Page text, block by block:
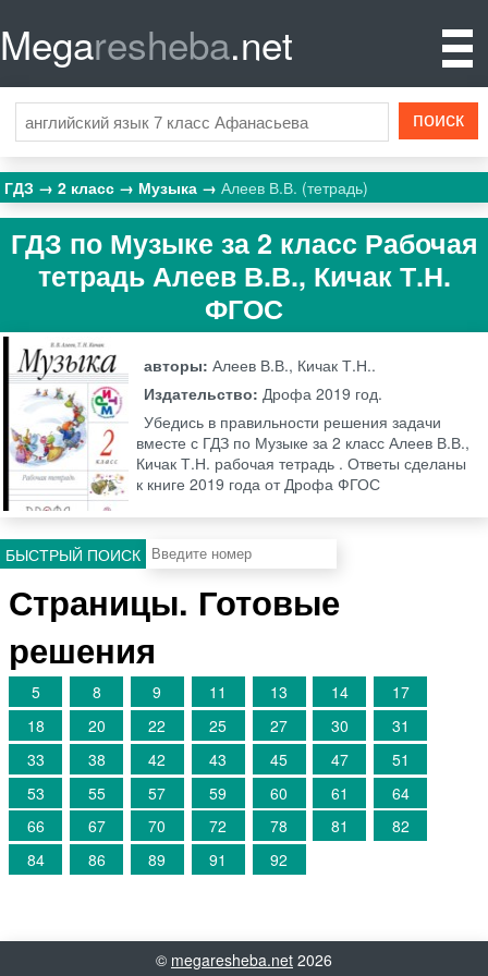
Megaresheba.net
ГДЗ 2 класс Музыка Алеев В.В. (тетрадь)
ГДЗ по Музыке за 2 класс Рабочая
тетрадь Алеев В.В., Кичак Т.Н.
ФГОС
авторы:Алеев В.В., Кичак Т.Н..
Издательство:Дрофа 2019 год.
Убедись в правильности решения задачи
вместе с ГДЗ по Музыке за 2 класс Алеев В.В.,
Кичак Т.Н. рабочая тетрадь . Ответы сделаны
к книге 2019 года от Дрофа ФГОС
БЫСТРЫЙ ПОИСК
Страницы. Готовые
решения
5 8 9 11 13 14
17
18
20 22 25 27 30
31
33
38 42 43 45 47
51
53
55 57 59 60 61
64
66
67 70 72 78 81
82
84
86 89 91 92
© megaresheba.net 2026